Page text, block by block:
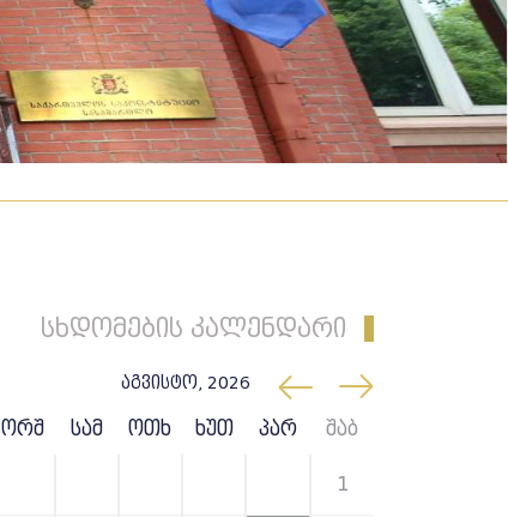
სხდომების კალენდარი
აგვისტო, 2026
ორშ სამ ოთხ ხუთ პარ შაბ
1